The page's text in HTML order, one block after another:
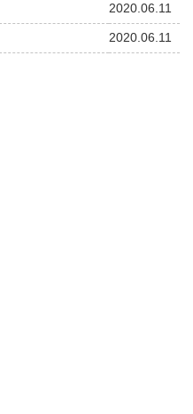
2020.06.11
2020.06.11